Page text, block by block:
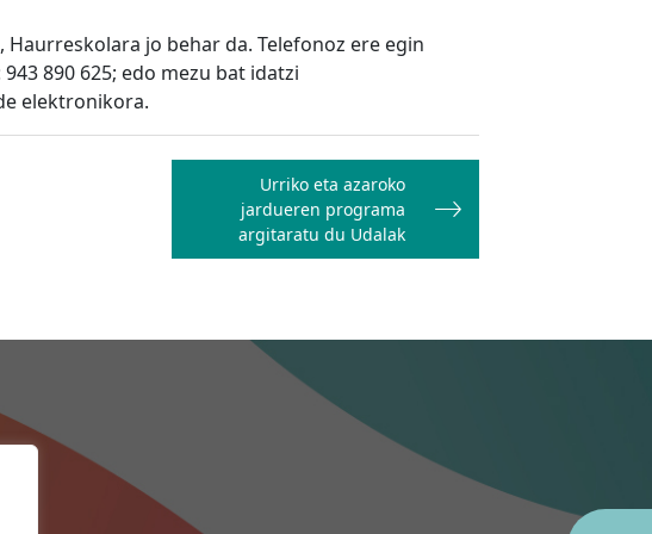
jo behar da. Telefonoz ere egin
890 625; edo mezu bat idatzi
elektronikora.
Urriko eta azaroko
jardueren programa
argitaratu du Udalak